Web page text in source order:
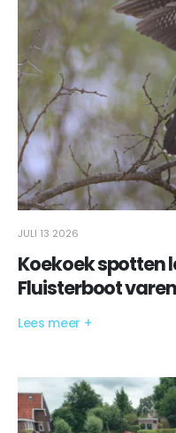
JULI 13 2026
Koekoek spotten
Fluisterboot
Lees meer +